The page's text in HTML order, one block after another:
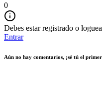
0
Debes estar registrado o
Entrar
Aún no hay comentarios, ¡sé tú el